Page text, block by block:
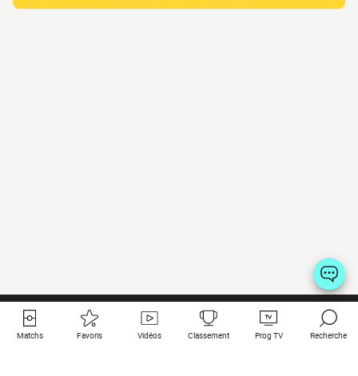
Matchs Favoris Vidéos Classement Prog TV Recherche